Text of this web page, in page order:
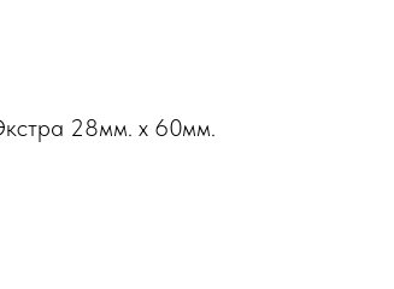
28мм. х 60мм.